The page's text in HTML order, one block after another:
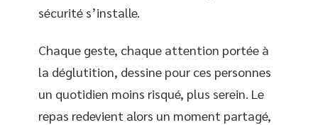
sécurité s’installe.
Chaque geste, chaque attention portée à
la déglutition, dessine pour ces personnes
un quotidien moins risqué, plus serein. Le
repas redevient alors un moment partagé,